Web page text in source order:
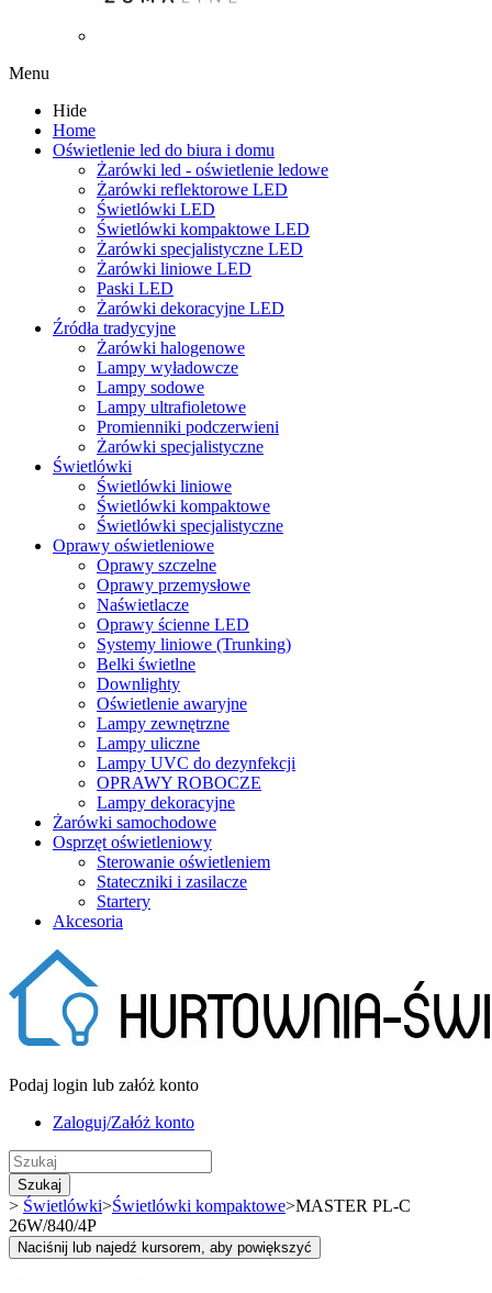
Menu
Hide
Home
Oświetlenie led do biura i domu
Żarówki led - oświetlenie ledowe
Żarówki reflektorowe LED
Świetlówki LED
Świetlówki kompaktowe LED
Żarówki specjalistyczne LED
Żarówki liniowe LED
Paski LED
Żarówki dekoracyjne LED
Źródła tradycyjne
Żarówki halogenowe
Lampy wyładowcze
Lampy sodowe
Lampy ultrafioletowe
Promienniki podczerwieni
Żarówki specjalistyczne
Świetlówki
Świetlówki liniowe
Świetlówki kompaktowe
Świetlówki specjalistyczne
Oprawy oświetleniowe
Oprawy szczelne
Oprawy przemysłowe
Naświetlacze
Oprawy ścienne LED
Systemy liniowe (Trunking)
Belki świetlne
Downlighty
Oświetlenie awaryjne
Lampy zewnętrzne
Lampy uliczne
Lampy UVC do dezynfekcji
OPRAWY ROBOCZE
Lampy dekoracyjne
Żarówki samochodowe
Osprzęt oświetleniowy
Sterowanie oświetleniem
Stateczniki i zasilacze
Startery
Akcesoria
Podaj login lub załóż konto
Zaloguj/Załóż konto
Szukaj
> Świetlówki>Świetlówki kompaktowe>MASTER PL-C
26W/840/4P
Naciśnij lub najedź kursorem, aby powiększyć